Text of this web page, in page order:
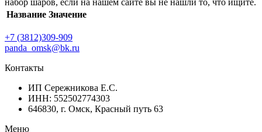
Название Значение
+7 (3812)309-909
panda_omsk@bk.ru
Контакты
ИП Сережникова Е.С.
ИНН: 552502774303
646830, г. Омск, Красный путь 63
Меню